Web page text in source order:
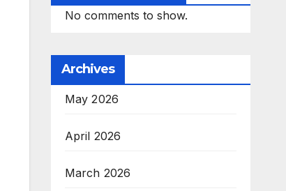
No comments to show.
Archives
May 2026
April 2026
March 2026